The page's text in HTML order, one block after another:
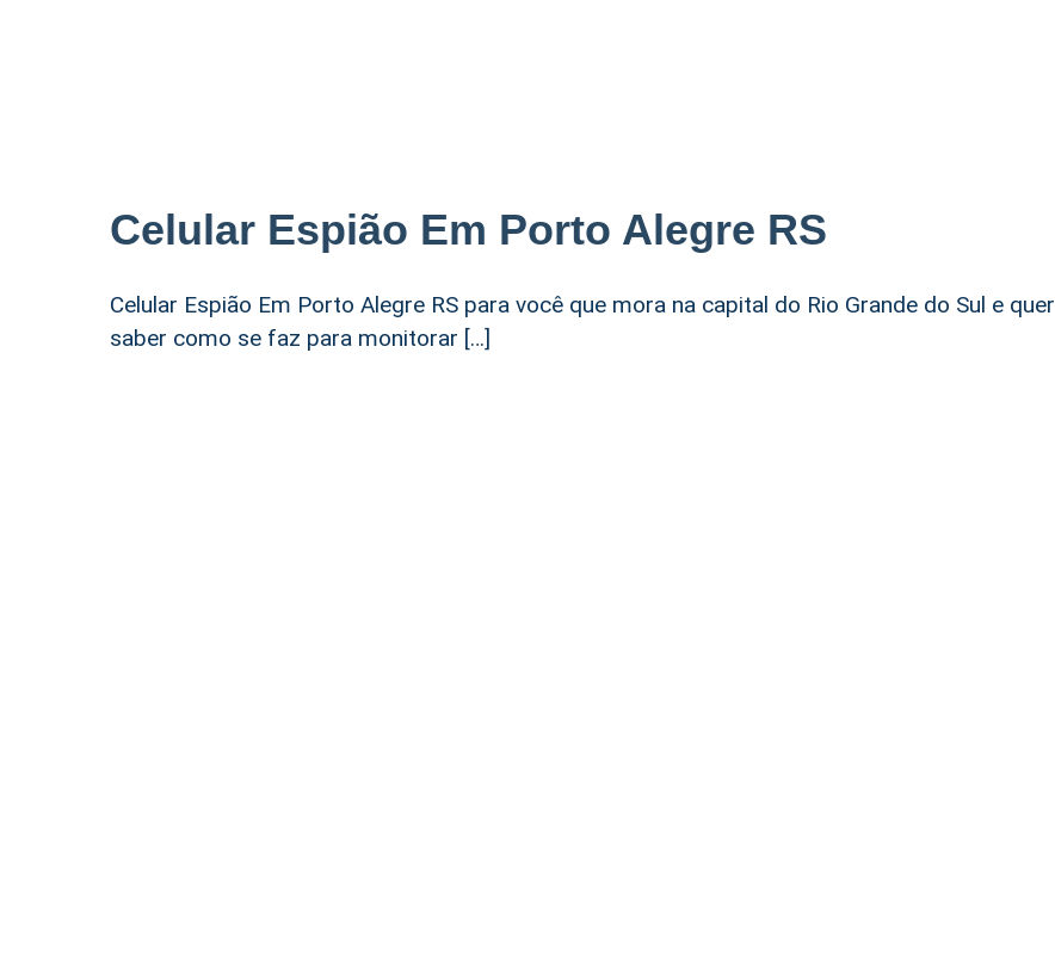
Celular Espião Em Porto Alegre RS
Celular Espião Em Porto Alegre RS para você que mora na capital do Rio Grande do Sul e quer
saber como se faz para monitorar […]